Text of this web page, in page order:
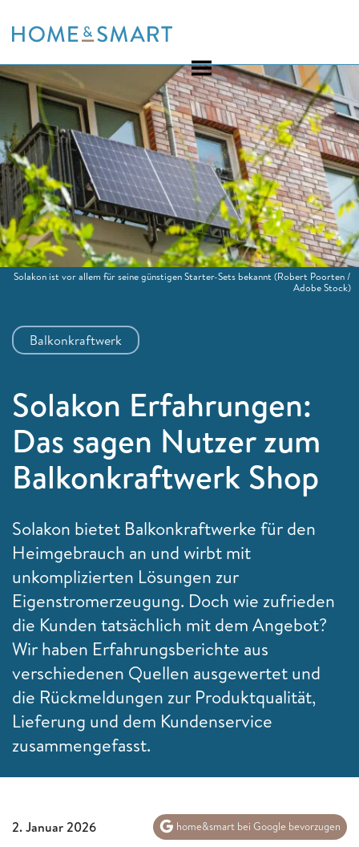
to
Balkonkraftwerk
Solakon Erfahrungen:
Das sagen Nutzer zum
Balkonkraftwerk Shop
Solakon bietet Balkonkraftwerke für den
Heimgebrauch an und wirbt mit
unkomplizierten Lösungen zur
Eigenstromerzeugung. Doch wie zufrieden
die Kunden tatsächlich mit dem Angebot?
Wir haben Erfahrungsberichte aus
verschiedenen Quellen ausgewertet und
die Rückmeldungen zur Produktqualität,
Lieferung und dem Kundenservice
zusammengefasst.
Solakon ist vor allem für seine günstigen Starter-Sets bekannt (Robert Poorten /
Adobe Stock)
2. Januar 2026 home&smart bei Google bevorzugen